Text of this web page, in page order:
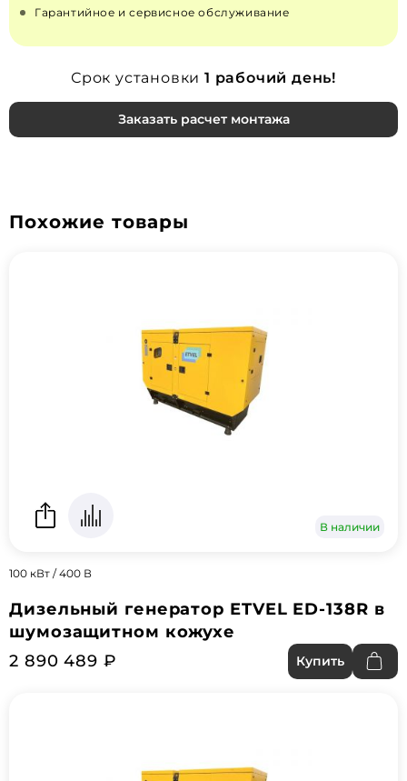
Гарантийное и сервисное обслуживание
Срок установки 1 рабочий день!
Заказать расчет монтажа
Похожие товары
В наличии
100 кВт / 400 В
Дизельный генератор ETVEL ED-138R в
шумозащитном кожухе
2 890 489 ₽
Купить